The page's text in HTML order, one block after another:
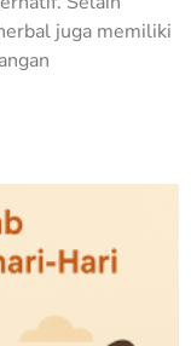
juga memiliki